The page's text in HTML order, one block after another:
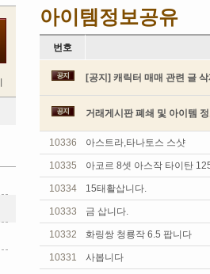
아이템정보공유
번호
[공지] 캐릭터 매매 관련 글 삭
거래게시판 폐쇄 및 아이템
10336 아스트라,타나토스 스샷
10335 아코르 8셋 아스작 타이탄
10334 15태활삽니다.
10333 금 삽니다.
10332 화링쌍 청룡작 6.5 팝니다
10331 사봅니다